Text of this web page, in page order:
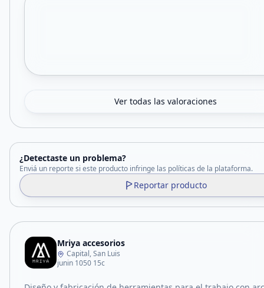
Ver todas las valoraciones
¿Detectaste un problema?
Enviá un reporte si este producto infringe las políticas de la plataforma.
Reportar producto
Mriya accesorios
Capital, San Luis
junin 1050 15c